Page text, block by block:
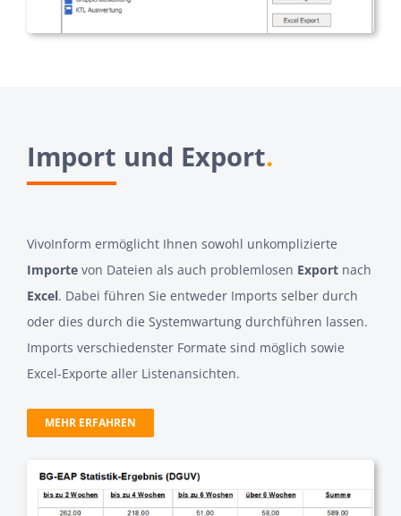
Import und Export.
VivoInform ermöglicht Ihnen sowohl unkomplizierte
Importe von Dateien als auch problemlosen Export nach
Excel. Dabei führen Sie entweder Imports selber durch
oder dies durch die Systemwartung durchführen lassen.
Imports verschiedenster Formate sind möglich sowie
Excel-Exporte aller Listenansichten.
MEHR ERFAHREN